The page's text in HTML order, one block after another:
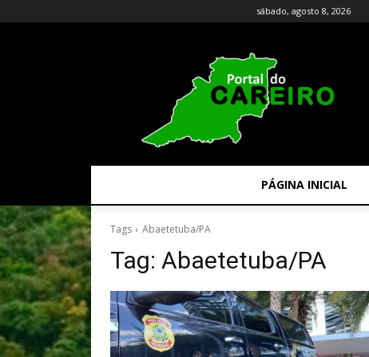
sábado, agosto 8, 2026
PÁGINA INICIAL
Tags Abaetetuba/PA
Tag: Abaetetuba/PA